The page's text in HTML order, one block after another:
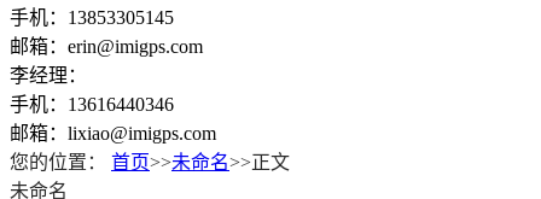
手机：13853305145
邮箱：erin@imigps.com
李经理：
手机：13616440346
邮箱：lixiao@imigps.com
您的位置：
首页>>未命名>>正文
未命名